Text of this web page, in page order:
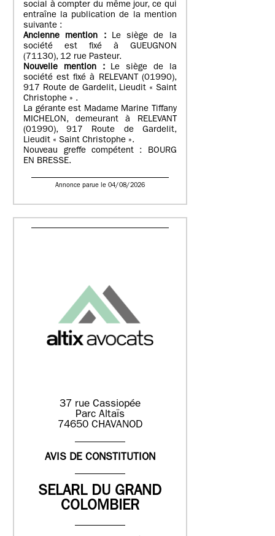
social à compter du même jour, ce qui
entraîne la publication de la mention
suivante :
Ancienne mention : Le siège de la
société est fixé à GUEUGNON
(71130), 12 rue Pasteur.
Nouvelle mention : Le siège de la
société est fixé à RELEVANT (01990),
917 Route de Gardelit, Lieudit « Saint
Christophe » .
La gérante est Madame Marine Tiffany
MICHELON, demeurant à RELEVANT
(01990), 917 Route de Gardelit,
Lieudit « Saint Christophe ».
Nouveau greffe compétent : BOURG
EN BRESSE.
Annonce parue le 04/08/2026
37 rue Cassiopée
Parc Altaïs
74650 CHAVANOD
AVIS DE CONSTITUTION
SELARL DU GRAND
COLOMBIER